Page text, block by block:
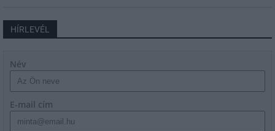
HÍRLEVÉL
Név
E-mail cím